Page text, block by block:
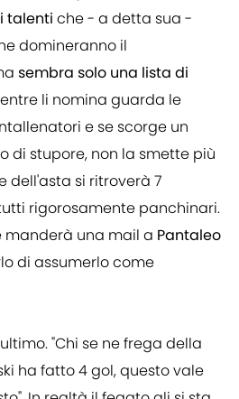
talenti che - a detta sua -
domineranno il
sembra solo una lista di
li nomina guarda le
e se scorge un
di stupore, non la smette più
dell'asta si ritroverà 7
rigorosamente panchinari.
manderà una mail a Pantaleo
di assumerlo come
"Chi se ne frega della
ha fatto 4 gol, questo vale